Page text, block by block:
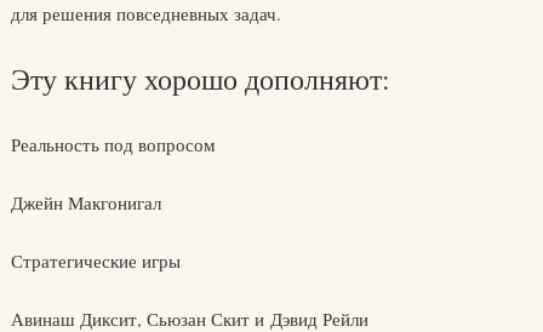
для решения повседневных задач.
Эту книгу хорошо дополняют:
Реальность под вопросом
Джейн Макгонигал
Стратегические игры
Авинаш Диксит, Сьюзан Скит и Дэвид Рейли